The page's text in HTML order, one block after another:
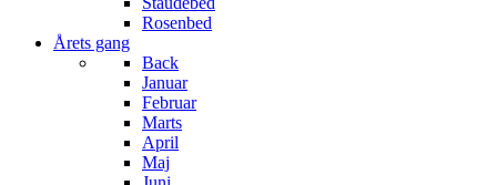
Rosenbed
Årets gang
Back
Januar
Februar
Marts
April
Maj